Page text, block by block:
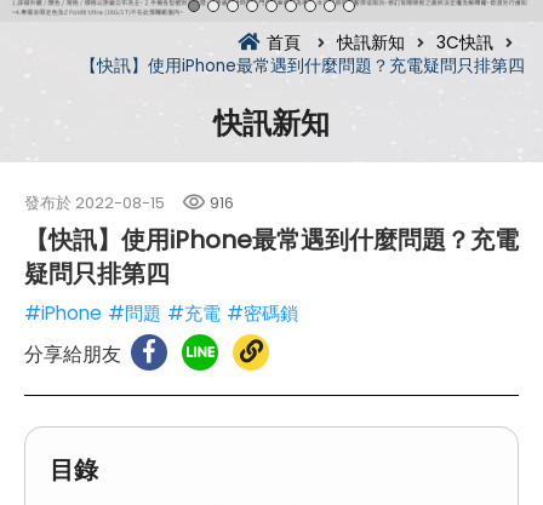
首頁 快訊新知
3C快訊
【快訊】使用iPhone最常遇到什麼問題？充電疑問只排第四
快訊新知
發布於 2022-08-15 916
【快訊】使用iPhone最常遇到什麼問題？充電
疑問只排第四
#iPhone #問題 #充電 #密碼鎖
分享給朋友
目錄